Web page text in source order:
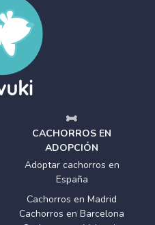
CACHORROS EN
ADOPCIÓN
Adoptar cachorros en
España
Cachorros en Madrid
Cachorros en Barcelona